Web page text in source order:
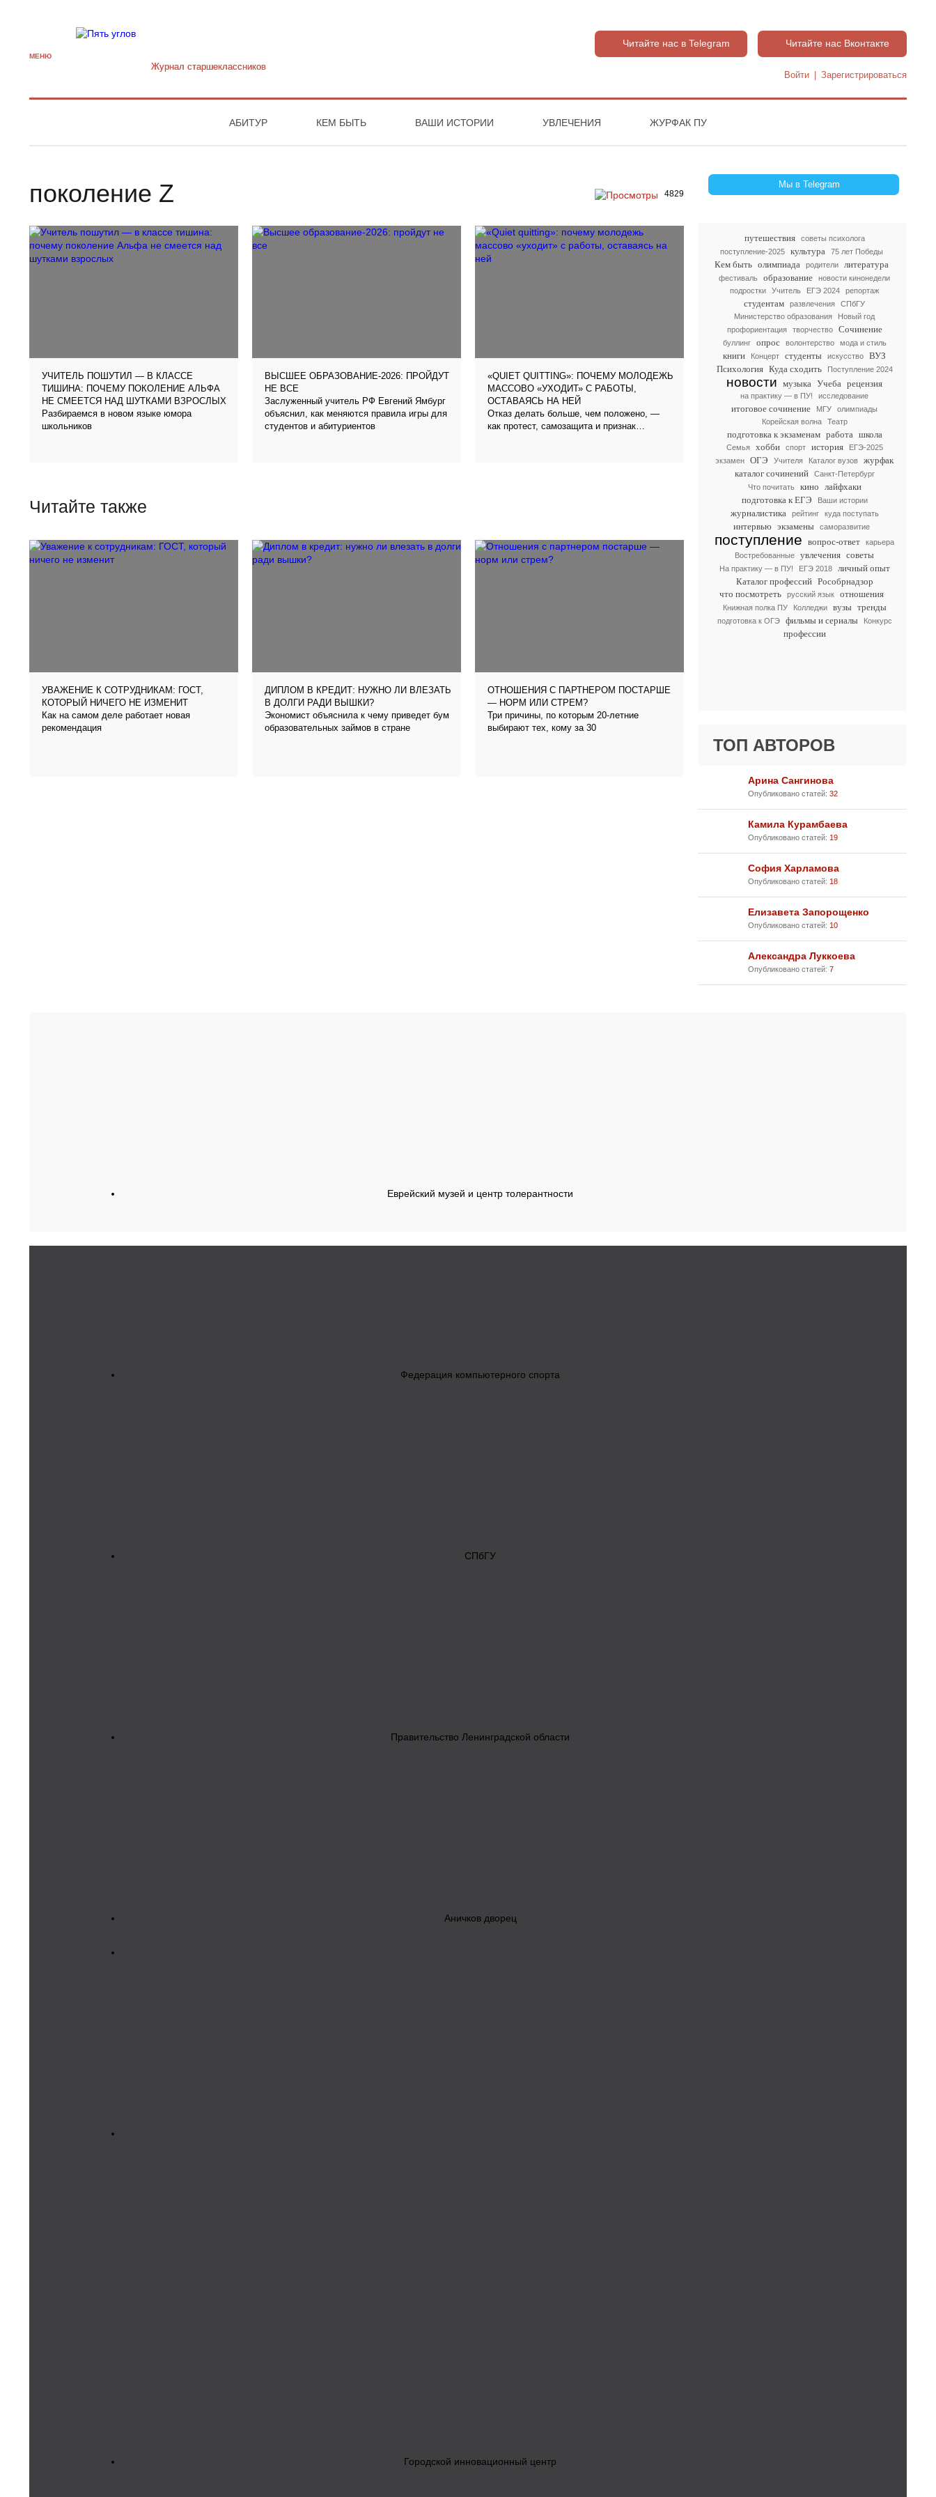
МЕНЮ
Журнал старшекласcников
Читайте нас в Telegram Читайте нас Вконтакте
Войти Зарегистрироваться
АБИТУР КЕМ БЫТЬ ВАШИ ИСТОРИИ УВЛЕЧЕНИЯ ЖУРФАК ПУ
Мы в Telegram
путешествия
советы психолога
поступление-2025
культура 75 лет Победы
Кем быть олимпиада родители литература
фестиваль образование
новости кинонедели
подростки
Учитель ЕГЭ 2024 репортаж
студентам развлечения
СПбГУ
Министерство образования
Новый год
профориентация
творчество Сочинение
буллинг опрос волонтерство мода и стиль
книги Концерт студенты искусство
ВУЗ
Психология Куда сходить Поступление 2024
новости музыка Учеба рецензия
на практику — в ПУ! исследование
итоговое сочинение МГУ
олимпиады
Корейская волна
Театр
подготовка к экзаменам работа школа
Семья хобби спорт история
ЕГЭ-2025
экзамен
ОГЭ Учителя Каталог вузов
журфак
каталог сочинений
Санкт-Петербург
Что почитать
кино
лайфхаки
подготовка к ЕГЭ
Ваши истории
журналистика рейтинг куда поступать
интервью экзамены саморазвитие
поступление вопрос-ответ
карьера
Востребованные
увлечения советы
На практику — в ПУ! ЕГЭ 2018
личный опыт
Каталог профессий Рособрнадзор
что посмотреть
русский язык отношения
Книжная полка ПУ Колледжи вузы тренды
подготовка к ОГЭ фильмы и сериалы Конкурс
профессии
ТОП АВТОРОВ
Арина Сангинова
Опубликовано статей: 32
Камила Курамбаева
Опубликовано статей: 19
София Харламова
Опубликовано статей: 18
Елизавета Запорощенко
Опубликовано статей: 10
Александра Луккоева
Опубликовано статей: 7
4829
поколение Z
УЧИТЕЛЬ ПОШУТИЛ — В КЛАССЕ
ТИШИНА: ПОЧЕМУ ПОКОЛЕНИЕ АЛЬФА
НЕ СМЕЕТСЯ НАД ШУТКАМИ ВЗРОСЛЫХ
Разбираемся в новом языке юмора
школьников
ВЫСШЕЕ ОБРАЗОВАНИЕ-2026: ПРОЙДУТ
НЕ ВСЕ
Заслуженный учитель РФ Евгений Ямбург
объяснил, как меняются правила игры для
студентов и абитуриентов
«QUIET QUITTING»: ПОЧЕМУ МОЛОДЕЖЬ
МАССОВО «УХОДИТ» С РАБОТЫ,
ОСТАВАЯСЬ НА НЕЙ
Отказ делать больше, чем положено, —
как протест, самозащита и признак
Читайте также
УВАЖЕНИЕ К СОТРУДНИКАМ: ГОСТ,
КОТОРЫЙ НИЧЕГО НЕ ИЗМЕНИТ
Как на самом деле работает новая
рекомендация
ДИПЛОМ В КРЕДИТ: НУЖНО ЛИ ВЛЕЗАТЬ
В ДОЛГИ РАДИ ВЫШКИ?
Экономист объяснила к чему приведет бум
образовательных займов в стране
ОТНОШЕНИЯ С ПАРТНЕРОМ ПОСТАРШЕ
— НОРМ ИЛИ СТРЕМ?
Три причины, по которым 20-летние
выбирают тех, кому за 30
Еврейский музей и центр толерантности
Федерация компьютерного спорта
СПбГУ
Правительство Ленинградской области
Аничков дворец
Городской инновационный центр